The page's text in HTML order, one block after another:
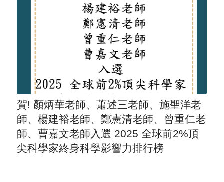
賀! 顏炳華老師、蕭述三老師、施聖洋老
師、楊建裕老師、鄭憲清老師、曾重仁老
師、曹嘉文老師入選 2025 全球前2%頂
尖科學家終身科學影響力排行榜